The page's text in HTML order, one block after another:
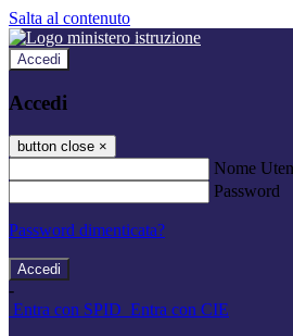
Salta al contenuto
Accedi
Accedi
button close ×
Nome
Password
Password dimenticata?
-
Entra con SPID Entra con CIE